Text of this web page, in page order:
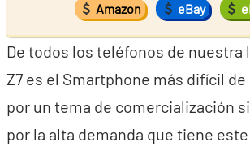
Amazon eBay
De todos los teléfonos de nuestra
Z7 es el Smartphone más difícil
por un tema de comercialización
por la alta demanda que tiene